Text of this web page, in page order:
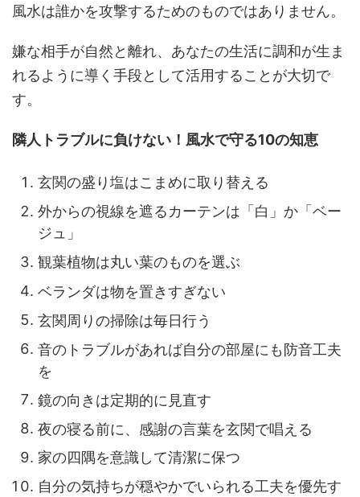
風水は誰かを攻撃するためのものではありません。
嫌な相手が自然と離れ、あなたの生活に調和が生ま
れるように導く手段として活用することが大切で
す。
隣人トラブルに負けない！風水で守る10の知恵
玄関の盛り塩はこまめに取り替える
外からの視線を遮るカーテンは「白」か「ベー
ジュ」
観葉植物は丸い葉のものを選ぶ
ベランダは物を置きすぎない
玄関周りの掃除は毎日行う
音のトラブルがあれば自分の部屋にも防音工夫
を
鏡の向きは定期的に見直す
夜の寝る前に、感謝の言葉を玄関で唱える
家の四隅を意識して清潔に保つ
自分の気持ちが穏やかでいられる工夫を優先す